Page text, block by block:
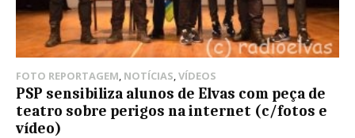
FOTO REPORTAGEM, NOTÍCIAS,VÍDEOS
PSP sensibiliza alunos de Elvas com peça de
teatro sobre perigos na internet (c/fotos e
vídeo)